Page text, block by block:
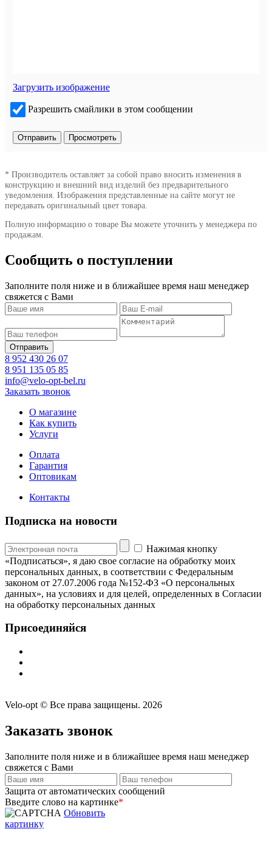
Загрузить изображение
Разрешить смайлики в этом сообщении
* Производитель оставляет за собой право вносить изменения в
конструкцию и внешний вид изделий без предварительного
уведомления. Изображения представленные на сайте могут не
передавать оригинальный цвет товара.
Полную информацию о товаре Вы можете уточнить у менеджера по
продажам.
Сообщить о поступлении
Заполните поля ниже и в ближайшее время наш менеджер
свяжется с Вами
8 952 430 26 07
8 951 135 05 85
info@velo-opt-bel.ru
Заказать звонок
О магазине
Как купить
Услуги
Оплата
Гарантия
Оптовикам
Контакты
Подписка на новости
Нажимая кнопку
«Подписаться», я даю свое согласие на обработку моих
персональных данных, в соответствии с Федеральным
законом от 27.07.2006 года №152-ФЗ «О персональных
данных», на условиях и для целей, определенных в Согласии
на обработку персональных данных
Присоединяйся
Velo-opt © Все права защищены. 2026
Заказать звонок
Заполните поля ниже и в ближайшее время наш менеджер
свяжется с Вами
Защита от автоматических сообщений
Введите слово на картинке*
Обновить
картинку